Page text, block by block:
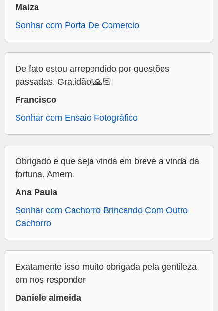
Maiza
Sonhar com Porta De Comercio
De fato estou arrependido por questões
passadas. Gratidão!🙏🏻
Francisco
Sonhar com Ensaio Fotográfico
Obrigado e que seja vinda em breve a vinda da
fortuna. Amem.
Ana Paula
Sonhar com Cachorro Brincando Com Outro
Cachorro
Exatamente isso muito obrigada pela gentileza
em nos responder
Daniele almeida